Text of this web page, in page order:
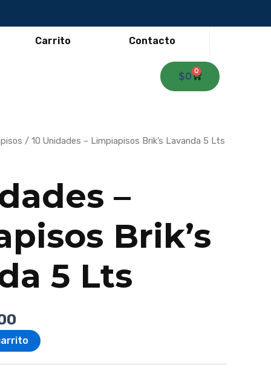
Carrito Contacto
$0 0 Carrito
/ 10 Unidades – Limpiapisos Brik’s Lavanda 5 Lts
–
Brik’s
5 Lts
El
es:
$37.000.